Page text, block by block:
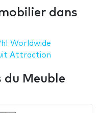
dans
Worldwide
Attraction
du Meuble